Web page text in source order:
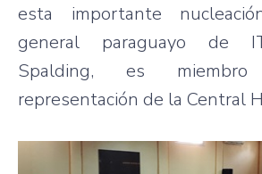
esta importante
general paraguayo de
Spalding, es
representación de la Central